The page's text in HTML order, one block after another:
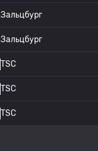
Зальцбург
Зальцбург
TSC
TSC
TSC